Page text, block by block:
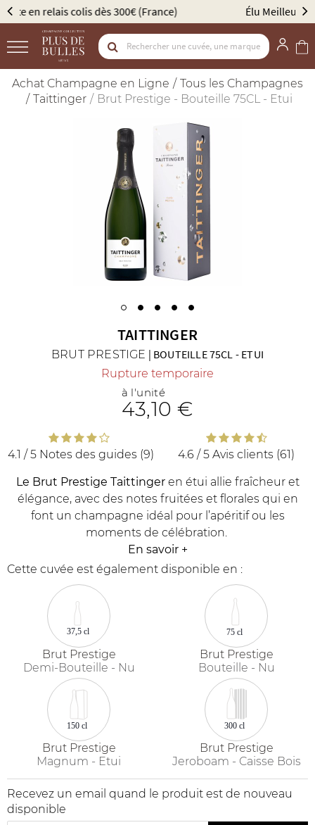
NOS COFFRETS DÉCOUVERTES NOS MEILLEURES VENTES
Élu Meilleur Caviste Champagne par Gault & Millau
Achat Champagne en Ligne
Tous les Champagnes
Taittinger
Brut Prestige - Bouteille 75CL - Etui
TAITTINGER
BRUT PRESTIGE | BOUTEILLE 75CL - ETUI
Rupture temporaire
Le Brut Prestige Taittingeren étui allie fraîcheur et
élégance, avec des notes fruitées et florales qui en
font un champagne idéal pour l’apéritif ou les
moments de célébration.
En savoir +
à l'unité
43,10 €
4.1 / 5 Notes des guides (9) 4.6 / 5 Avis clients (61)
Recevez un email quand le produit est de nouveau
disponible
Cette cuvée est également disponible en :
37,5 cl
Brut Prestige
Demi-Bouteille - Nu
75 cl
Brut Prestige
Bouteille - Nu
150 cl
Brut Prestige
Magnum - Etui
300 cl
Brut Prestige
Jeroboam - Caisse Bois